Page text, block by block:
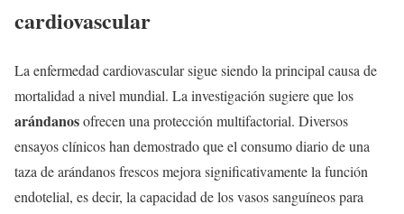
cardiovascular
La enfermedad cardiovascular sigue siendo la principal causa de
mortalidad a nivel mundial. La investigación sugiere que los
arándanosofrecen una protección multifactorial. Diversos
ensayos clínicos han demostrado que el consumo diario de una
taza de arándanos frescos mejora significativamente la función
endotelial, es decir, la capacidad de los vasos sanguíneos para